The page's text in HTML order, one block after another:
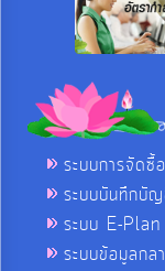
ระบบการจัดซื้
ระบบบันทึกบั
ระบบ E-Plan
ระบบข้อมูลกล